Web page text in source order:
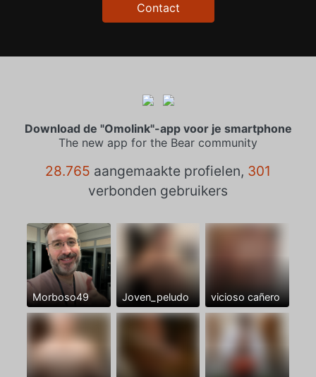
Contact
Download de "Omolink"-app voor je smartphone
The new app for the Bear community
28.765 aangemaakte profielen, 301
verbonden gebruikers
Morboso49 Joven_peludo vicioso cañero